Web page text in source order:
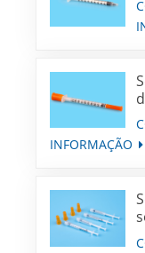
INFORMAÇÃO